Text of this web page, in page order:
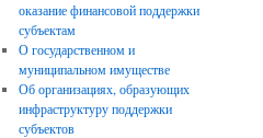
оказание финансовой поддержки
субъектам
О государственном и
муниципальном имуществе
Об организациях, образующих
инфраструктуру поддержки
субъектов